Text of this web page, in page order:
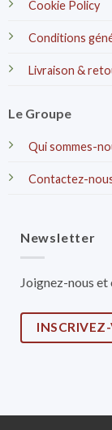
Cookie Policy
Conditions
Livraison &
Le Groupe
Qui sommes-
Contactez-
Newsletter
Joignez-nous